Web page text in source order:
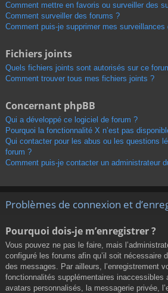
Comment mettre en favoris ou surveiller des
Comment surveiller des forums ?
Comment puis-je supprimer mes surveillances
Fichiers joints
Quels fichiers joints sont autorisés sur ce
Comment trouver tous mes fichiers joints ?
Concernant phpBB
Qui a développé ce logiciel de forum ?
Pourquoi la fonctionnalité X n’est pas
Qui contacter pour les abus ou les questions
forum ?
Comment puis-je contacter un administrateur
Problèmes de connexion et
Pourquoi dois-je m’enregistrer ?
Vous pouvez ne pas le faire, mais
configuré les forums afin qu’il soit nécessaire
des messages. Par ailleurs, l’enregistrement
fonctionnalités supplémentaires inaccessibles
avatars personnalisés, la messagerie privée,